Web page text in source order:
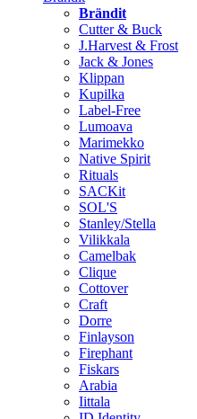
Brändit
Cutter & Buck
J.Harvest & Frost
Jack & Jones
Klippan
Kupilka
Label-Free
Lumoava
Marimekko
Native Spirit
Rituals
SACKit
SOL'S
Stanley/Stella
Vilikkala
Camelbak
Clique
Cottover
Craft
Dorre
Finlayson
Firephant
Fiskars
Arabia
Iittala